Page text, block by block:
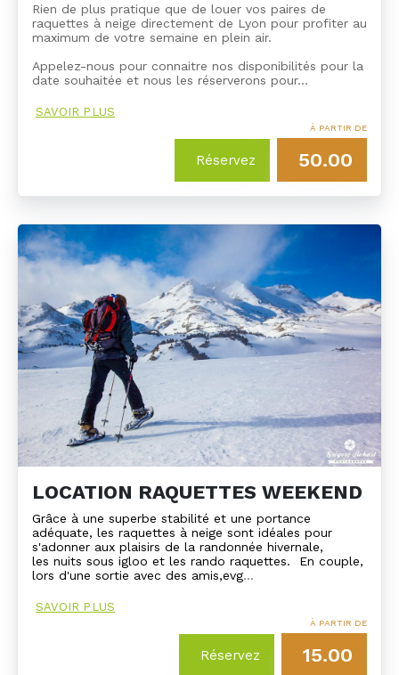
Rien de plus pratique que de louer vos paires de
raquettes à neige directement de Lyon pour profiter au
maximum de votre semaine en plein air.
Appelez-nous pour connaitre nos disponibilités pour la
date souhaitée et nous les réserverons pour…
SAVOIR PLUS
Réservez
À PARTIR DE
50.00
LOCATION RAQUETTES WEEKEND
Grâce à une superbe stabilité et une portance
adéquate, les raquettes à neige sont idéales pour
s'adonner aux plaisirs de la randonnée hivernale,
les nuits sous igloo et les rando raquettes. En couple,
lors d'une sortie avec des amis,evg…
SAVOIR PLUS
Réservez
À PARTIR DE
15.00